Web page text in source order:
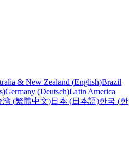
& New Zealand (English)Brazil
)Germany (Deutsch)Latin America
湾 (繁體中文)日本 (日本語)한국 (한